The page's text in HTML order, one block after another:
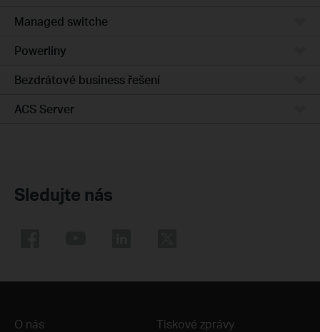
Managed switche
Powerliny
Bezdrátové business řešení
ACS Server
Sledujte nás
O nás Tiskové zprávy